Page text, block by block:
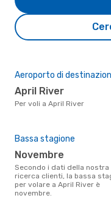
Aeroporto di
April River
Per voli a April River
Bassa stagione
novembre
Secondo i dati della nostra
ricerca clienti, la bassa
per volare a April River è
novembre.